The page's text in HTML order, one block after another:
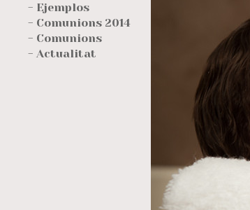
- Ejemplos
- Comunions 2014
- Comunions
- Actualitat